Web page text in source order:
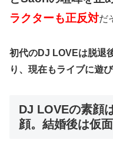
ラクターも正反対だ
初代のDJ LOVEは脱退
り、現在もライブに遊
DJ LOVEの素顔
顔。結婚後は仮